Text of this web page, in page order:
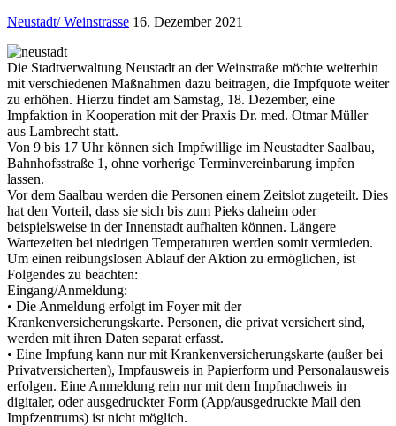
Neustadt/ Weinstrasse 16. Dezember 2021
Die Stadtverwaltung Neustadt an der Weinstraße möchte weiterhin
mit verschiedenen Maßnahmen dazu beitragen, die Impfquote weiter
zu erhöhen. Hierzu findet am Samstag, 18. Dezember, eine
Impfaktion in Kooperation mit der Praxis Dr. med. Otmar Müller
aus Lambrecht statt.
Von 9 bis 17 Uhr können sich Impfwillige im Neustadter Saalbau,
Bahnhofsstraße 1, ohne vorherige Terminvereinbarung impfen
lassen.
Vor dem Saalbau werden die Personen einem Zeitslot zugeteilt. Dies
hat den Vorteil, dass sie sich bis zum Pieks daheim oder
beispielsweise in der Innenstadt aufhalten können. Längere
Wartezeiten bei niedrigen Temperaturen werden somit vermieden.
Um einen reibungslosen Ablauf der Aktion zu ermöglichen, ist
Folgendes zu beachten:
Eingang/Anmeldung:
• Die Anmeldung erfolgt im Foyer mit der
Krankenversicherungskarte. Personen, die privat versichert sind,
werden mit ihren Daten separat erfasst.
• Eine Impfung kann nur mit Krankenversicherungskarte (außer bei
Privatversicherten), Impfausweis in Papierform und Personalausweis
erfolgen. Eine Anmeldung rein nur mit dem Impfnachweis in
digitaler, oder ausgedruckter Form (App/ausgedruckte Mail den
Impfzentrums) ist nicht möglich.